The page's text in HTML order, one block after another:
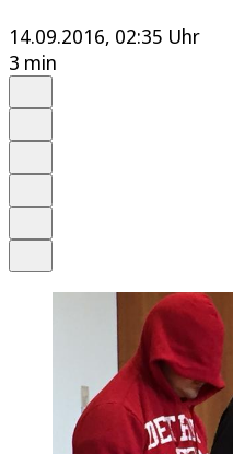
14.09.2016, 02:35 Uhr
3 min